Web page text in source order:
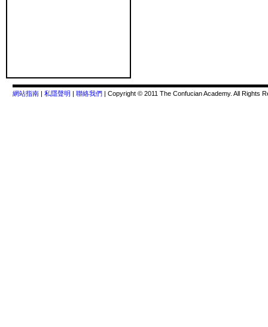
網站指南 | 私隱聲明 | 聯絡我們 | Copyright © 2011 The Confucian Academy. All Rights